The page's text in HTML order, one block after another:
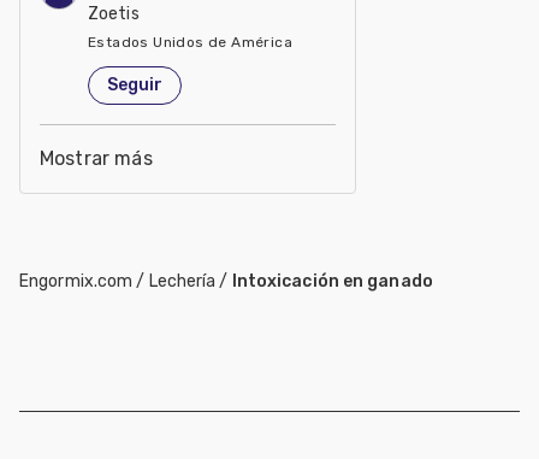
Zoetis
Estados Unidos de América
Seguir
Mostrar más
Engormix.com / Lechería / Intoxicación en ganado